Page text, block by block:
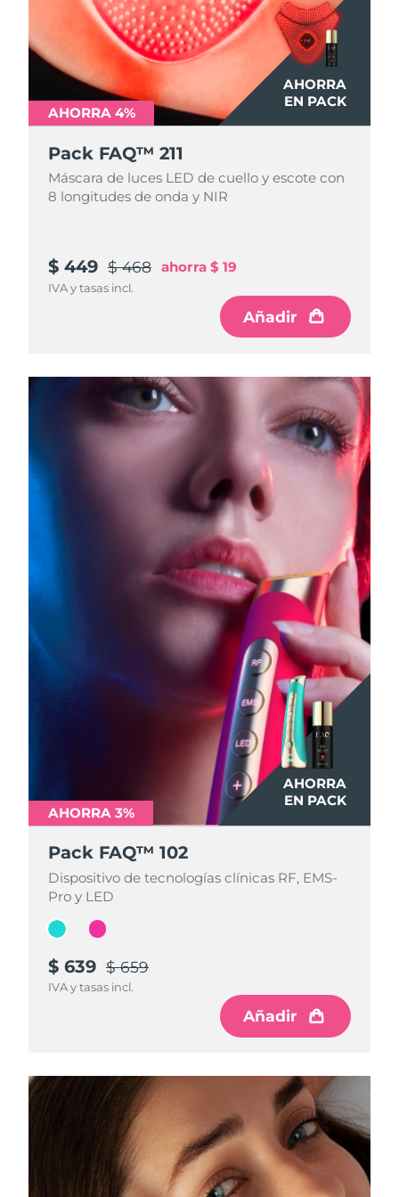
AHORRA
EN PACK
AHORRA 4%
Pack FAQ™ 211
Máscara de luces LED de cuello y escote con
8 longitudes de onda y NIR
$ 449 $ 468 ahorra $ 19
IVA y tasas incl.
Añadir
AHORRA
EN PACK
AHORRA 3%
Pack FAQ™ 102
Dispositivo de tecnologías clínicas RF, EMS-
Pro y LED
$ 639 $ 659
IVA y tasas incl.
Añadir
AHORRA
EN PACK
AHORRA 3%
Pack FAQ™ 102
Dispositivo de tecnologías clínicas RF, EMS-
Pro y LED
$ 639 $ 659
IVA y tasas incl.
Añadir